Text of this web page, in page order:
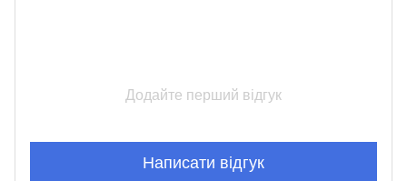
Додайте перший відгук
Написати відгук